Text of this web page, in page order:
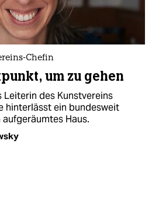
Chefin
um zu gehen
des Kunstvereins
hinterlässt ein bundesweit
Haus.